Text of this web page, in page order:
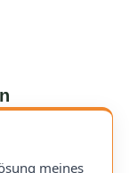
meines